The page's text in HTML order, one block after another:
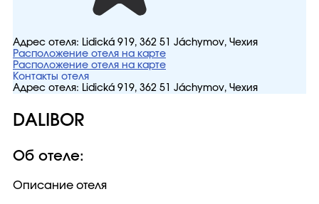
Адрес отеля: Lidická 919, 362 51 Jáchymov, Чехия
Расположение отеля на карте
Расположение отеля на карте
Контакты отеля
Адрес отеля: Lidická 919, 362 51 Jáchymov, Чехия
DALIBOR
Об отеле:
Описание отеля